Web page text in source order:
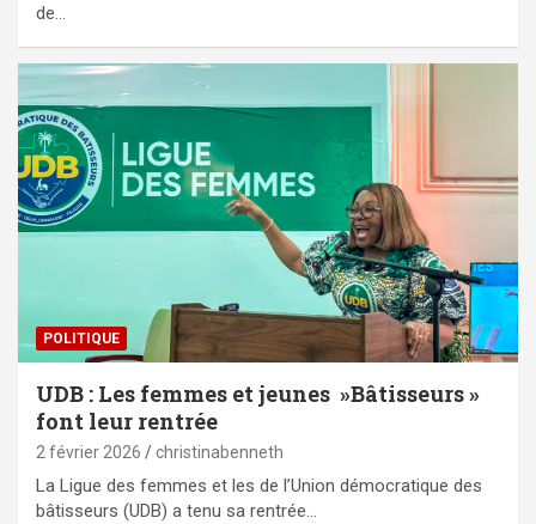
de…
POLITIQUE
UDB : Les femmes et jeunes »Bâtisseurs »
font leur rentrée
2 février 2026 christinabenneth
La Ligue des femmes et les de l’Union démocratique des
bâtisseurs (UDB) a tenu sa rentrée…